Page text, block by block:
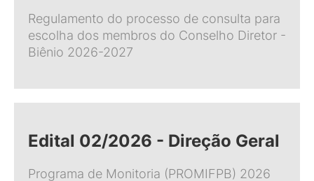
Regulamento do processo de consulta para
escolha dos membros do Conselho Diretor -
Biênio 2026-2027
Edital 02/2026 - Direção Geral
Programa de Monitoria (PROMIFPB) 2026